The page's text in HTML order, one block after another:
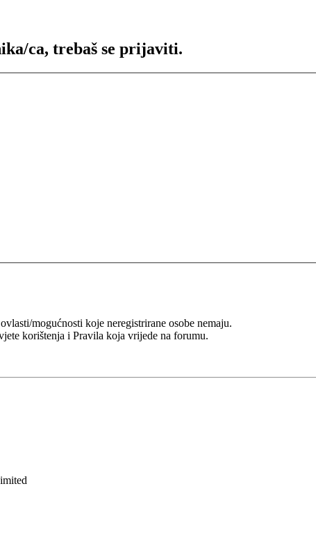
ca, trebaš se prijaviti.
mogućnosti koje neregistrirane osobe nemaju.
korištenja i Pravila koja vrijede na forumu.